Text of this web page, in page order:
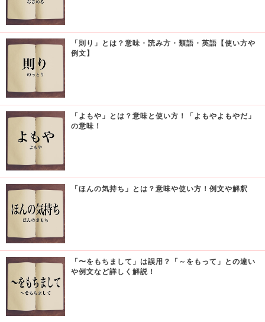
「則り」とは？意味・読み方・類語・英語【使い方や
例文】
「よもや」とは？意味と使い方！「よもやよもやだ」
の意味！
「ほんの気持ち」とは？意味や使い方！例文や解釈
「〜をもちまして」は誤用？「～をもって」との違い
や例文など詳しく解説！